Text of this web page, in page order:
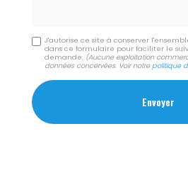
J'autorise ce site à conserver
dans ce formulaire pour faciliter le
demande. (Aucune exploitation
données concervées. Voir notrepolitique